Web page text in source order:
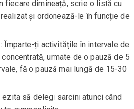
fiecare dimineață, scrie o listă cu
și ordonează-le în funcție de
: Împarte-ți activitățile în intervale de
urmate de o pauză de 5
fă o pauză mai lungă de 15-30
ezita să delegi sarcini atunci când